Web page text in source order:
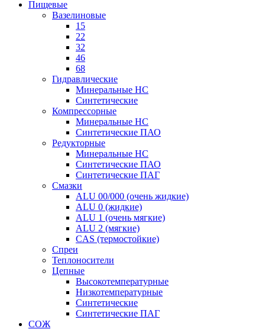
Пищевые
Вазелиновые
15
22
32
46
68
Гидравлические
Минеральные HC
Синтетические
Компрессорные
Минеральные HC
Синтетические ПАО
Редукторные
Минеральные HC
Синтетические ПАО
Синтетические ПАГ
Смазки
ALU 00/000 (очень жидкие)
ALU 0 (жидкие)
ALU 1 (очень мягкие)
ALU 2 (мягкие)
CAS (термостойкие)
Спреи
Теплоносители
Цепные
Высокотемпературные
Низкотемпературные
Синтетические
Синтетические ПАГ
СОЖ